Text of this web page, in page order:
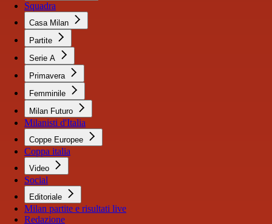
Squadra
Casa Milan
Partite
Serie A
Primavera
Femminile
Milan Futuro
Milanisti d'Italia
Coppe Europee
Coppa italia
Video
Social
Editoriale
Milan partite e risultati live
Redazione